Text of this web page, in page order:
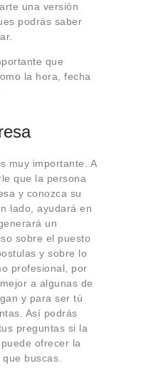
una versión
podrás saber
que
la hora, fecha
muy importante. A
que la persona
y conozca su
lado, ayudará en
un
sobre el puesto
y sobre lo
profesional, por
a algunas de
y para ser tú
Así podrás
preguntas si la
ofrecer la
buscas.